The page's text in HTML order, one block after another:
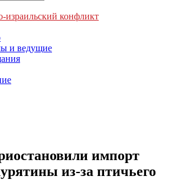
израильский конфликт
и ведущие
импорт
из-за птичьего